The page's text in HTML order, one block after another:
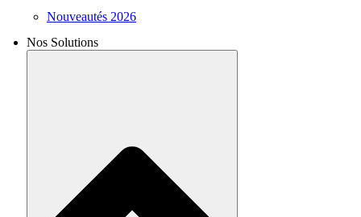
Nouveautés 2026
Nos Solutions